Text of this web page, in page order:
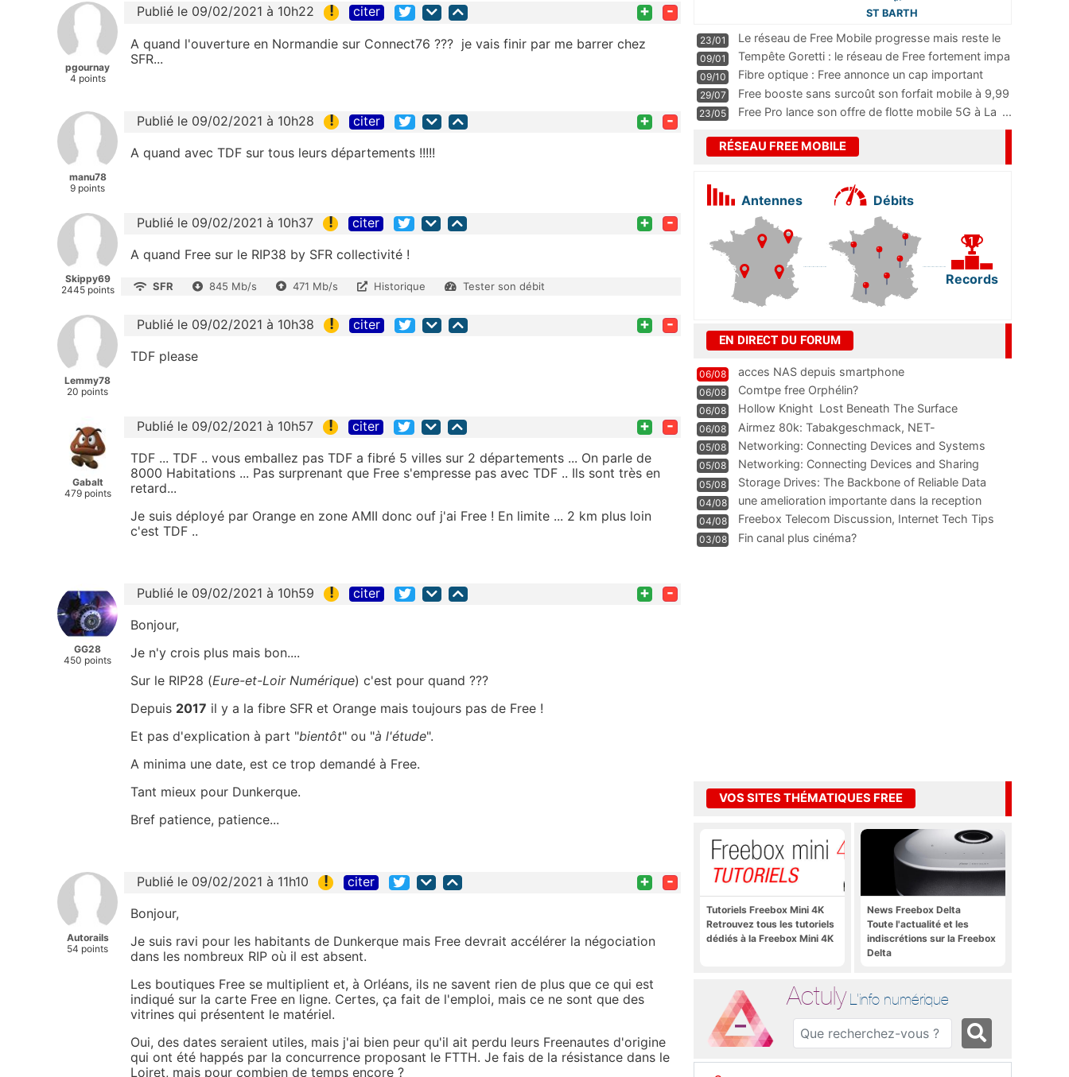
pgournay
4 points
Publié le 09/02/2021 à 10h22 ! citer + -
A quand l'ouverture en Normandie sur Connect76 ??? je vais finir par me barrer chez
SFR...
manu78
9 points
Publié le 09/02/2021 à 10h28 ! citer + -
A quand avec TDF sur tous leurs départements !!!!!
Skippy69
2445 points
Publié le 09/02/2021 à 10h37 ! citer + -
A quand Free sur le RIP38 by SFR collectivité !
SFR 845 Mb/s 471 Mb/s Historique Tester son débit
Lemmy78
20 points
Publié le 09/02/2021 à 10h38 ! citer + -
TDF please
Gabalt
479 points
Publié le 09/02/2021 à 10h57 ! citer + -
TDF ... TDF .. vous emballez pas TDF a fibré 5 villes sur 2 départements ... On parle de
8000 Habitations ... Pas surprenant que Free s'empresse pas avec TDF .. Ils sont très en
retard...
Je suis déployé par Orange en zone AMII donc ouf j'ai Free ! En limite ... 2 km plus loin
c'est TDF ..
GG28
450 points
Publié le 09/02/2021 à 10h59 ! citer + -
Bonjour,
Je n'y crois plus mais bon....
Sur le RIP28 (Eure-et-Loir Numérique) c'est pour quand ???
Depuis 2017 il y a la fibre SFR et Orange mais toujours pas de Free !
Et pas d'explication à part "bientôt" ou "à l'étude".
A minima une date, est ce trop demandé à Free.
Tant mieux pour Dunkerque.
Bref patience, patience...
Autorails
54 points
Publié le 09/02/2021 à 11h10 ! citer + -
Bonjour,
Je suis ravi pour les habitants de Dunkerque mais Free devrait accélérer la négociation
dans les nombreux RIP où il est absent.
Les boutiques Free se multiplient et, à Orléans, ils ne savent rien de plus que ce qui est
indiqué sur la carte Free en ligne. Certes, ça fait de l'emploi, mais ce ne sont que des
vitrines qui présentent le matériel.
Oui, des dates seraient utiles, mais j'ai bien peur qu'il ait perdu leurs Freenautes d'origine
qui ont été happés par la concurrence proposant le FTTH. Je fais de la résistance dans le
Loiret, mais pour combien de temps encore ?
ST BARTH
23/01
Le réseau de Free Mobile progresse mais reste le
m
...
09/01
Tempête Goretti : le réseau de Free fortement impa
09/10
Fibre optique : Free annonce un cap important
pass
...
29/07
Free booste sans surcoût son forfait mobile à 9,99
23/05 Free Pro lance son offre de flotte mobile 5G à La ...
RÉSEAU FREE MOBILE
Antennes Débits
Records
EN DIRECT DU FORUM
06/08 acces NAS depuis smartphone
06/08 Comtpe free Orphélin?
06/08 Hollow Knight  Lost Beneath The Surface
06/08
Airmez 80k: Tabakgeschmack, NET-
Technologie und Leistung im
05/08 Networking: Connecting Devices and Systems
05/08
Networking: Connecting Devices and Sharing
Information
05/08
Storage Drives: The Backbone of Reliable Data
Management
04/08
une amelioration importante dans la reception
WIFI
04/08
Freebox Telecom Discussion, Internet Tech Tips
Communi
03/08 Fin canal plus cinéma?
VOS SITES THÉMATIQUES FREE
Tutoriels Freebox Mini 4K
Retrouvez tous les tutoriels
dédiés à la Freebox Mini 4K
News Freebox Delta
Toute l'actualité et les
indiscrétions sur la Freebox
Delta
Actuly L'info numérique